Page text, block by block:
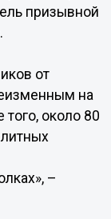
призывной
от
на
около 80
–